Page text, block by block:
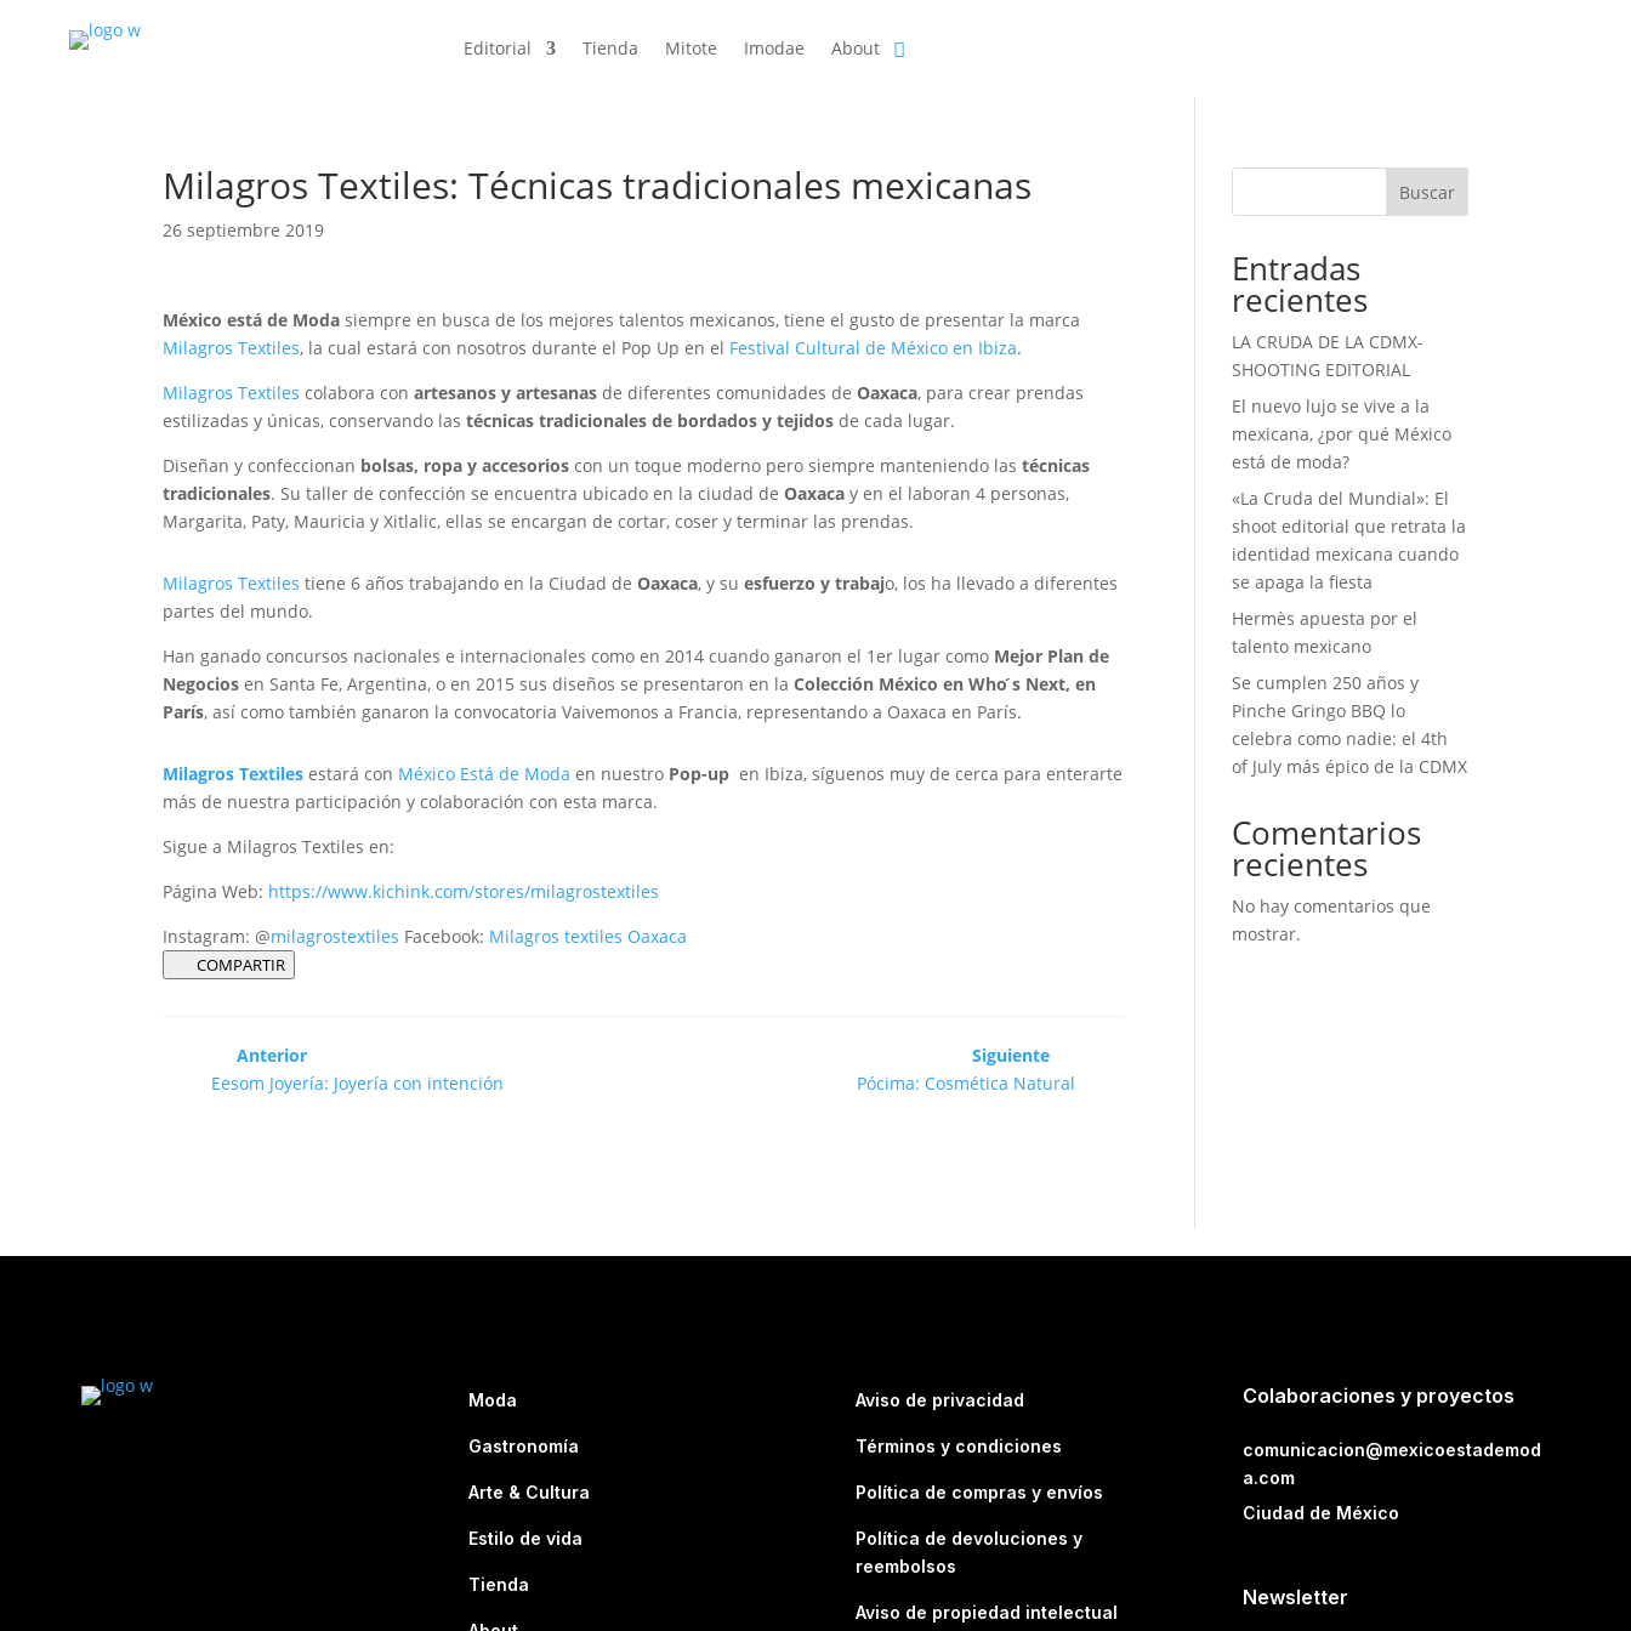
Editorial Tienda Mitote Imodae About
Milagros Textiles: Técnicas tradicionales mexicanas
26 septiembre 2019
México está de Modasiempre en busca de los mejores talentos mexicanos, tiene el gusto de presentar la marca
Milagros Textiles, la cual estará con nosotros durante el Pop Up en el Festival Cultural de México en Ibiza.
Milagros Textiles colabora conartesanos y artesanas de diferentes comunidades deOaxaca, para crear prendas
estilizadas y únicas, conservando lastécnicas tradicionales de bordados y tejidos de cada lugar.
Diseñan y confeccionan bolsas, ropa y accesorios con un toque moderno pero siempre manteniendo lastécnicas
tradicionales. Su taller de confección se encuentra ubicado en la ciudad deOaxaca y en el laboran 4 personas,
Margarita, Paty, Mauricia y Xitlalic, ellas se encargan de cortar, coser y terminar las prendas.
Milagros Textiles tiene 6 años trabajando en la Ciudad deOaxaca, y suesfuerzo y trabajo, los ha llevado a diferentes
partes del mundo.
Han ganado concursos nacionales e internacionales como en 2014 cuando ganaron el 1er lugar como Mejor Plan de
Negocios en Santa Fe, Argentina, o en 2015 sus diseños se presentaron en laColección México en Who ́s Next, en
París, así como también ganaron la convocatoria Vaivemonos a Francia, representando a Oaxaca en París.
Milagros Textiles estará con México Está de Moda en nuestro Pop-up en Ibiza, síguenos muy de cerca para enterarte
más de nuestra participación y colaboración con esta marca.
Sigue a Milagros Textiles en:
Página Web: https://www.kichink.com/stores/milagrostextiles
Instagram: @milagrostextiles Facebook: Milagros textiles Oaxaca
COMPARTIR
Anterior
Eesom Joyería: Joyería con intención
Siguiente
Pócima: Cosmética Natural
Buscar
Entradas
recientes
LA CRUDA DE LA CDMX-
SHOOTING EDITORIAL
El nuevo lujo se vive a la
mexicana, ¿por qué México
está de moda?
«La Cruda del Mundial»: El
shoot editorial que retrata la
identidad mexicana cuando
se apaga la fiesta
Hermès apuesta por el
talento mexicano
Se cumplen 250 años y
Pinche Gringo BBQ lo
celebra como nadie: el 4th
of July más épico de la CDMX
Comentarios
recientes
No hay comentarios que
mostrar.
Moda
Gastronomía
Arte & Cultura
Estilo de vida
Tienda
Aviso de privacidad
Términos y condiciones
Política de compras y envíos
Política de devoluciones y
reembolsos
Aviso de propiedad intelectual
Colaboraciones y proyectos
comunicacion@mexicoestademod
a.com
Ciudad de México
Newsletter